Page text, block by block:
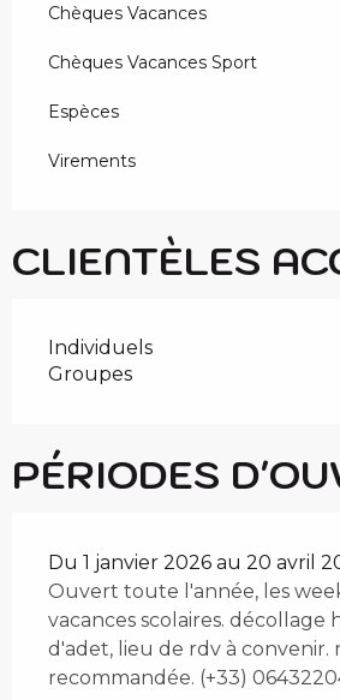
Chèques Vacances
Chèques Vacances Sport
Espèces
Virements
CLIENTÈLES
Individuels
Groupes
PÉRIODES
Du 1 janvier 2026 au 20 avril
Ouvert toute l'année, les
vacances scolaires. décollage
d'adet, lieu de rdv à convenir.
recommandée. (+33)